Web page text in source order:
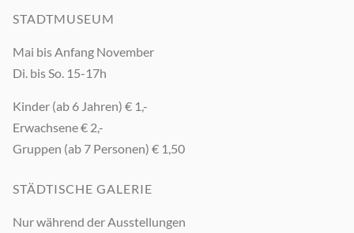
STADTMUSEUM
Mai bis Anfang November
Di. bis So. 15-17h
Kinder (ab 6 Jahren) € 1,-
Erwachsene € 2,-
Gruppen (ab 7 Personen) € 1,50
STÄDTISCHE GALERIE
Nur während der Ausstellungen